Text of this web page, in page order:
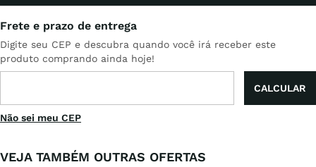
Não sei meu CEP
VEJA TAMBÉM OUTRAS OFERTAS